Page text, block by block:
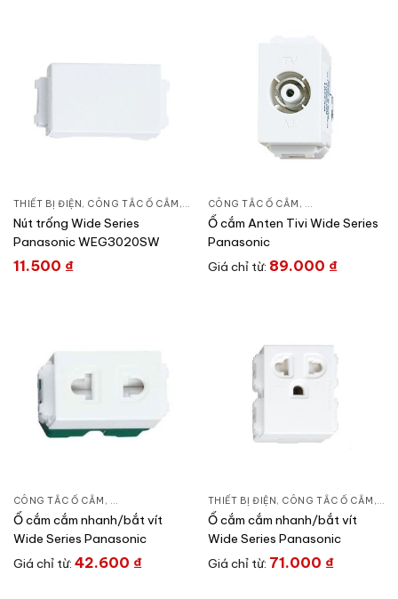
THIẾT BỊ ĐIỆN, CÔNG TẮC Ổ CẮM , DÒNG WIDE SERIES
Nút trống Wide Series
Panasonic WEG3020SW
11.500 ₫
CÔNG TẮC Ổ CẮM , DÒNG WIDE
Ổ cắm Anten Tivi Wide Series
Panasonic
Giá chỉ từ: 89.000 ₫
CÔNG TẮC Ổ CẮM , DÒNG WIDE SERIES,THIẾT BỊ ĐIỆN
Ổ cắm cắm nhanh/bắt vít
Wide Series Panasonic
Giá chỉ từ: 42.600 ₫
THIẾT BỊ ĐIỆN, CÔNG TẮC Ổ CẮM ,
Ổ cắm cắm nhanh/bắt vít
Wide Series Panasonic
Giá chỉ từ: 71.000 ₫